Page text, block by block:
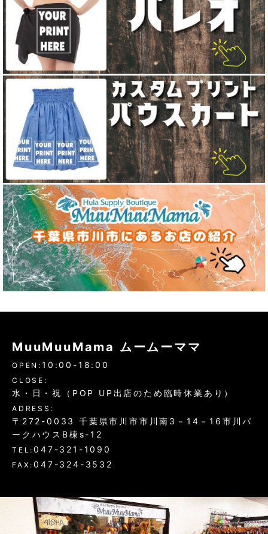
MuuMuuMama ムームーママ
OPEN: 10:00-18:00
CLOSE:
水・日・祝（POP UP出店のため臨時休業あり）
ADRESS:
〒272-0033 千葉県市川市市川南3－14－16市川パ
ークハウスB棟s-12
TEL:047-321-1090
FAX:047-324-3532